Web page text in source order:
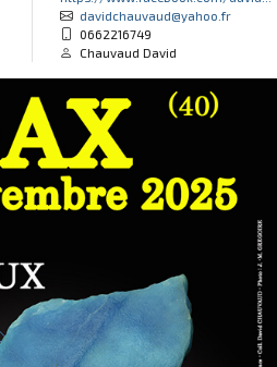
davidchauvaud@yahoo.fr
0662216749
Chauvaud David